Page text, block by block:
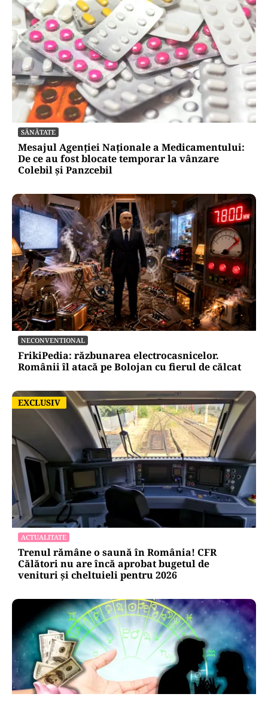
SĂNĂTATE
Mesajul Agenției Naționale a Medicamentului:
De ce au fost blocate temporar la vânzare
Colebil și Panzcebil
NECONVENTIONAL
FrikiPedia: răzbunarea electrocasnicelor.
Românii îl atacă pe Bolojan cu fierul de călcat
EXCLUSIV
EXCLUSIV
ACTUALITATE
Trenul rămâne o saună în România! CFR
Călători nu are încă aprobat bugetul de
venituri și cheltuieli pentru 2026